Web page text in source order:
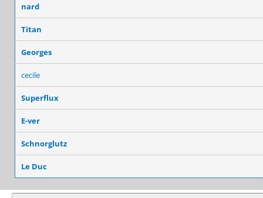
nard
Titan
Georges
cecile
Superflux
E-ver
Schnorglutz
Le Duc